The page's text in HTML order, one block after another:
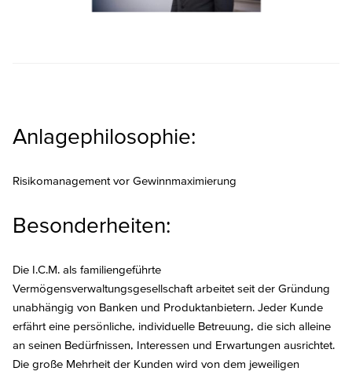
Anlagephilosophie:
Risikomanagement vor Gewinnmaximierung
Besonderheiten:
Die I.C.M. als familiengeführte
Vermögensverwaltungsgesellschaft arbeitet seit der Gründung
unabhängig von Banken und Produktanbietern. Jeder Kunde
erfährt eine persönliche, individuelle Betreuung, die sich alleine
an seinen Bedürfnissen, Interessen und Erwartungen ausrichtet.
Die große Mehrheit der Kunden wird von dem jeweiligen